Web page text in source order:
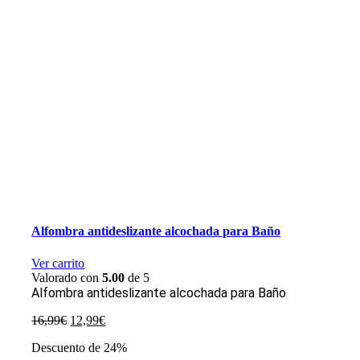
Alfombra antideslizante alcochada para Baño
Ver carrito
Valorado con5.00 de 5
Alfombra antideslizante alcochada para Baño
16,99€ El
original
12,99€El
actual
Descuento de 24%